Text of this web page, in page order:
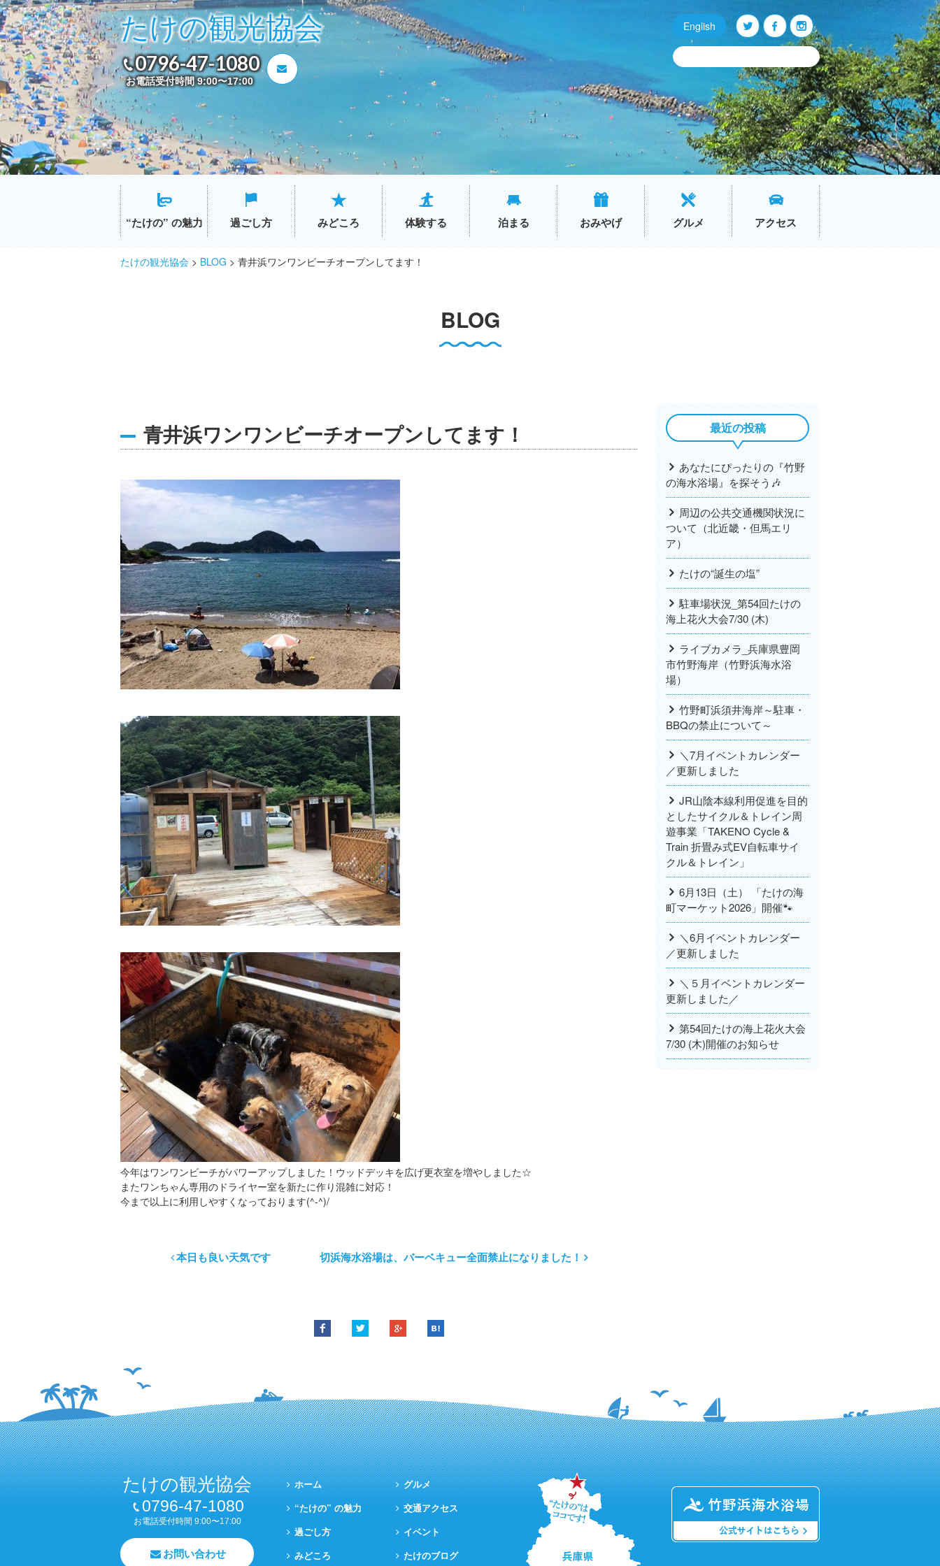
たけの観光協会
0796-47-1080
お電話受付時間 9:00〜17:00
English Q O P
“たけの” の魅力 過ごし方 みどころ 体験する 泊まる おみやげ グルメ アクセス
たけの観光協会 > BLOG > 青井浜ワンワンビーチオープンしてます！
BLOG
青井浜ワンワンビーチオープンしてます！
今年はワンワンビーチがパワーアップしました！ウッドデッキを広げ更衣室を増やしました☆
またワンちゃん専用のドライヤー室を新たに作り混雑に対応！
今まで以上に利用しやすくなっております(^-^)/
本日も良い天気です 切浜海水浴場は、バーベキュー全面禁止になりました！
最近の投稿
あなたにぴったりの『竹野
の海水浴場』を探そう🎶
周辺の公共交通機関状況に
ついて（北近畿・但馬エリ
ア）
たけの“誕生の塩”
駐車場状況_第54回たけの
海上花火大会7/30 (木)
ライブカメラ_兵庫県豊岡
市竹野海岸（竹野浜海水浴
場）
竹野町浜須井海岸～駐車・
BBQの禁止について～
＼7月イベントカレンダー
／更新しました
JR山陰本線利用促進を目的
としたサイクル＆トレイン周
遊事業「TAKENO Cycle &
Train 折畳み式EV自転車サイ
クル＆トレイン」
6月13日（土） 「たけの海
町マーケット2026」開催🐾
＼6月イベントカレンダー
／更新しました
＼５月イベントカレンダー
更新しました／
第54回たけの海上花火大会
7/30 (木)開催のお知らせ
たけの観光協会
0796-47-1080
お電話受付時間 9:00〜17:00
お問い合わせ
ホーム
“たけの” の魅力
過ごし方
みどころ
グルメ
交通アクセス
イベント
たけのブログ